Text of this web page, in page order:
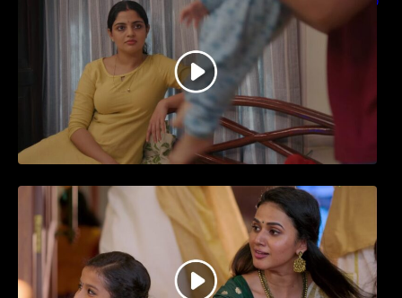
സോങ്ങ്..
ജനപ്രിയ നടൻ ദിലീപ് നയകമായി
എത്തുന്ന പവി കെയർ ടേക്കർ.. വീഡിയോ
സോംഗ്…